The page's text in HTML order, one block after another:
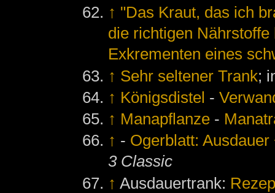
↑ "Das Kraut, das ich
die richtigen
Exkrementen eines
↑ Sehr seltener Trank;
↑ Königsdistel -
↑ Manapflanze -
↑ - Ogerblatt: Ausdauer
3 Classic
↑ Ausdauertrank: